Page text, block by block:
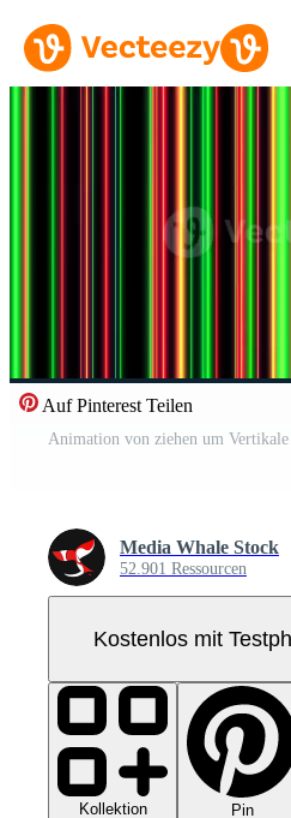
Auf Pinterest Teilen
Media Whale Stock
52.901 Ressourcen
Kostenlos mit
Kollektion Pin